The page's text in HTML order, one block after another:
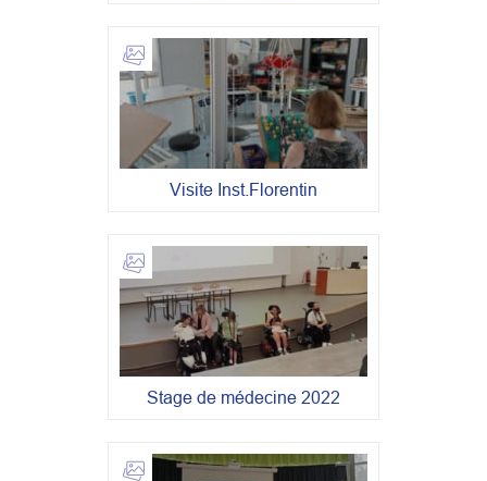
Visite Inst.Florentin
Stage de médecine 2022